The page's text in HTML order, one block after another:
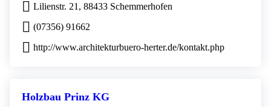
Lilienstr. 21, 88433 Schemmerhofen
(07356) 91662
http://www.architekturbuero-herter.de/kontakt.php
Holzbau Prinz KG